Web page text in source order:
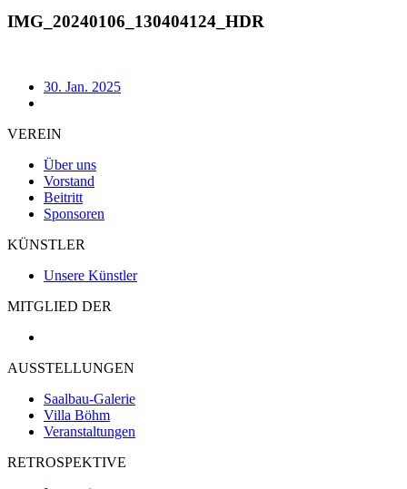
IMG_20240106_130404124_HDR
30. Jan. 2025
VEREIN
Über uns
Vorstand
Beitritt
Sponsoren
KÜNSTLER
Unsere Künstler
MITGLIED DER
AUSSTELLUNGEN
Saalbau-Galerie
Villa Böhm
Veranstaltungen
RETROSPEKTIVE